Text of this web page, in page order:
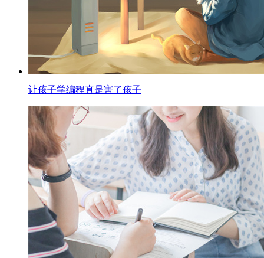
让孩子学编程真是害了孩子